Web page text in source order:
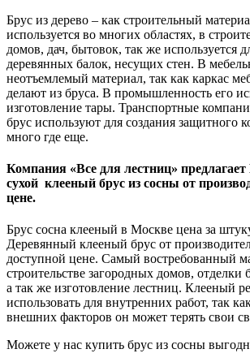
Брус из дерево – как строительный
используется во многих областях, в
домов, дач, бытовок, так же используется
деревянных балок, несущих стен. В
неотъемлемый материал, так как каркас
делают из бруса. В промышленность его
изготовление тары. Транспортные
брус используют для создания защитного
много где еще.
Компания «Все для лестниц»
сухой клееный брус из сосны от
цене.
Брус сосна клееный в Москве цена за
Деревянный клееный брус от
доступной цене. Самый востребованный
строительстве загородных домов, отделки
а так же изготовление лестниц. Клееный
использовать для внутренних работ, так
внешних факторов он может терять свои
Можете у нас купить брус из сосны